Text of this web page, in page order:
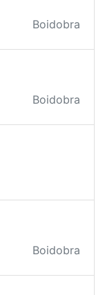
Boidobra
Boidobra
Boidobra